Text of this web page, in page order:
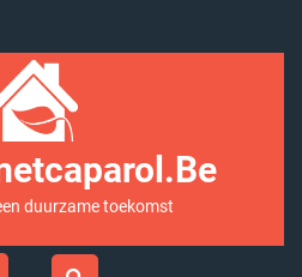
duurzame toekomst
Open